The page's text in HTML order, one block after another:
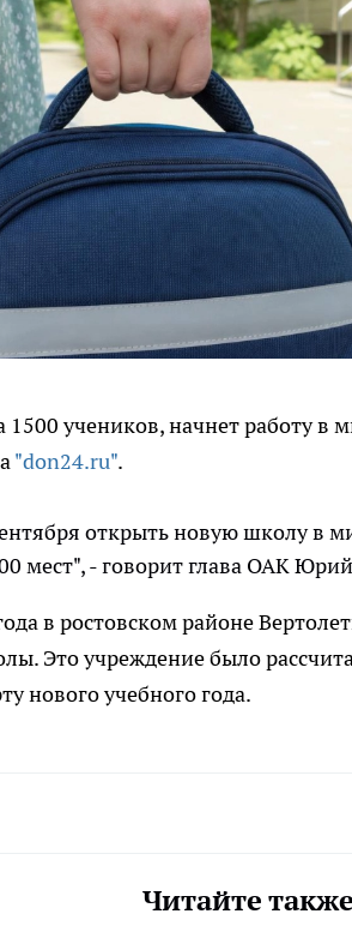
учеников, начнет работу в
"don24.ru".
открыть новую школу в
мест", - говорит глава ОАК
в ростовском районе
Это учреждение было
нового учебного года.
Читайте